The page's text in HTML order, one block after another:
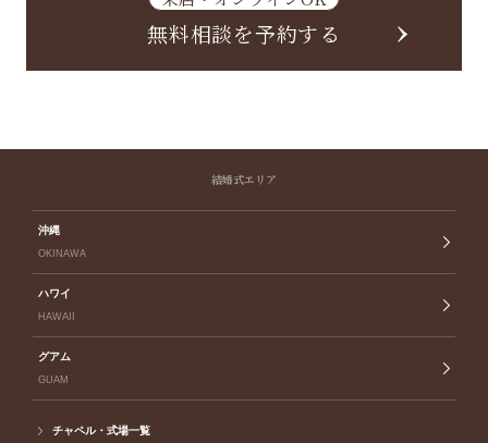
無料相談を予約する
結婚式エリア
沖縄
OKINAWA
ハワイ
HAWAII
グアム
GUAM
チャペル・式場一覧